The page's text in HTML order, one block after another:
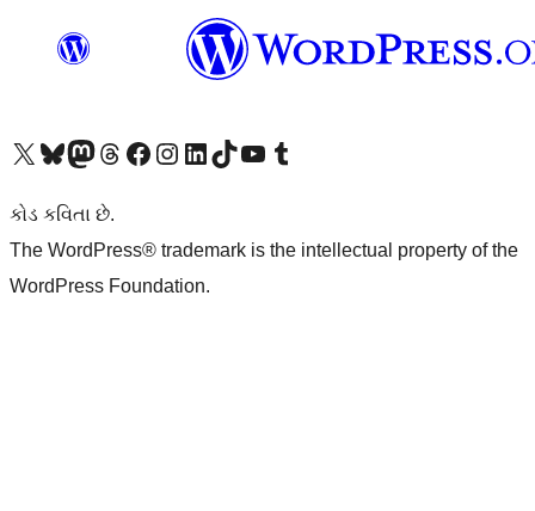
અમારા X (અગાઉ ટ્વિટર) એકાઉન્ટની મુલાકાત લોઅમારા Bluesky એકાઉન્ટની મુલાકાત લોઅમારા માસ્ટોડોન એકાઉન્ટની મુલાકાત લોઅમારા Threads એકાઉન્ટની મુલાકાત લો અમારા ફેસબુક પેજની મુલાકાત લોઅમારા ઇન્સ્ટાગ્રામ એકાઉન્ટની મુલાકાત લો અમારા LinkedIn એકાઉન્ટની મુલાકાત લોઅમારા TikTok એકાઉન્ટની મુલાકાત લોઅમારી YouTube ચેનલની મુલાકાત લો અમારા Tumblr એકાઉન્ટની મુલાકાત લો
કોડ કવિતા છે.
The WordPress® trademark is the intellectual property of the
WordPress Foundation.